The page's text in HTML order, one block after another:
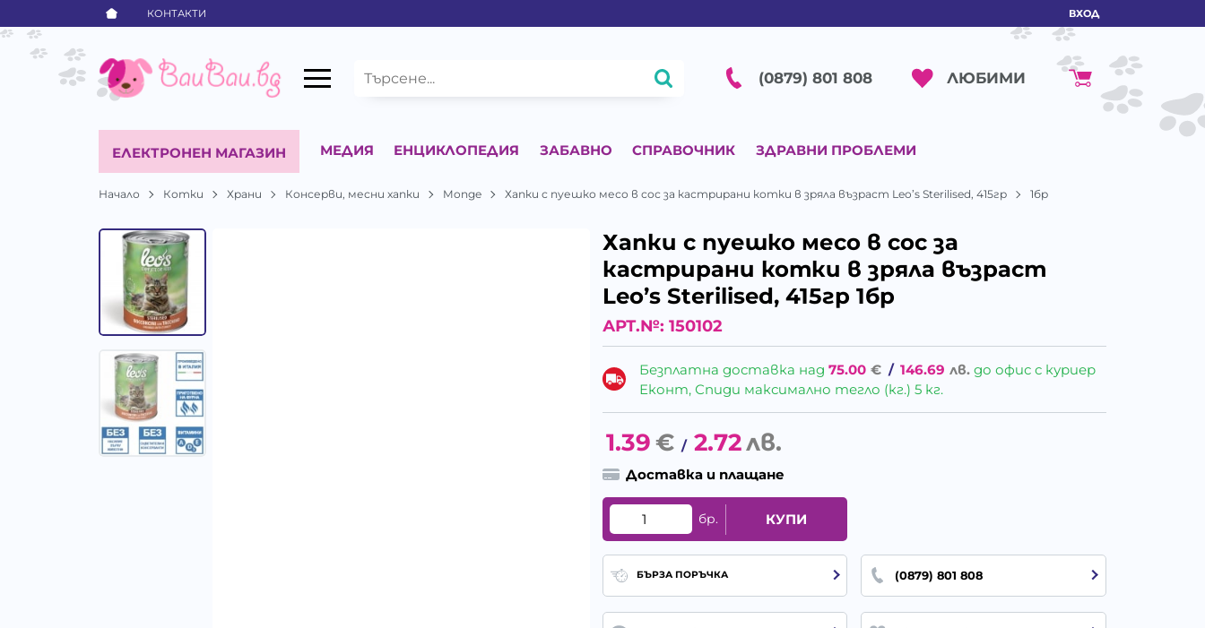
КОНТАКТИ ВХОД
(0879) 801 808 ЛЮБИМИ
ЕЛЕКТРОНЕН МАГАЗИН МЕДИЯ ЕНЦИКЛОПЕДИЯ ЗАБАВНО СПРАВОЧНИК ЗДРАВНИ ПРОБЛЕМИ
Начало Котки Храни Консерви, месни хапки Monge Хапки с пуешко месо в сос за кастрирани котки в зряла възраст Leo’s Sterilised, 415гр 1бр
Хапки с пуешко месо в сос за
кастрирани котки в зряла възраст
Leo’s Sterilised, 415гр 1бр
АРТ.№: 150102
Безплатна доставка над75.00 € / 146.69 лв. до офис с куриер
Еконт, Спиди максимално тегло (кг.) 5 кг.
1.39€ / 2.72лв.
Доставка и плащане
бр. КУПИ
БЪРЗА ПОРЪЧКА (0879) 801 808